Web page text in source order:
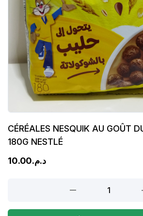
CÉRÉALES NESQUIK AU GOÛT
180G NESTLÉ
د.م.10.00
AU